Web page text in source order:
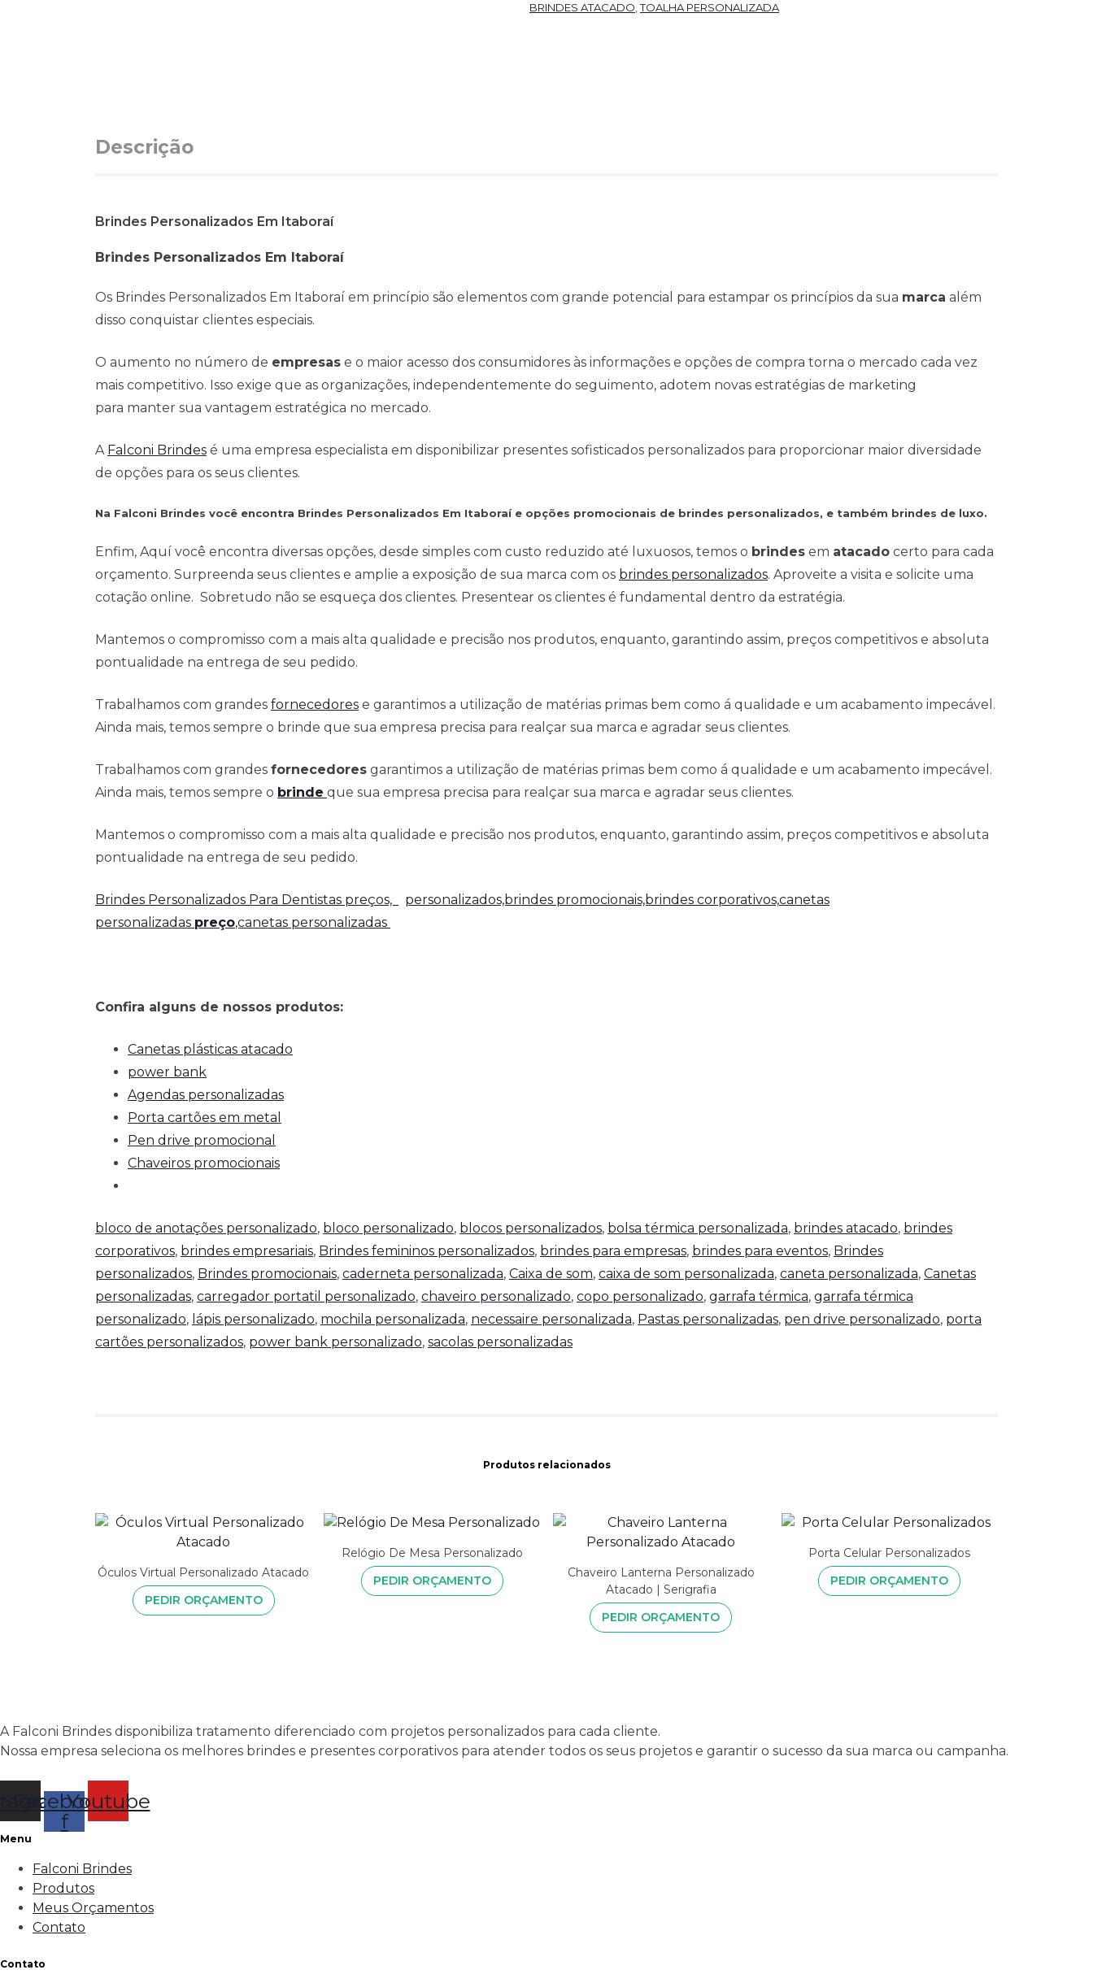
BRINDES ATACADO ,TOALHA PERSONALIZADA
Descrição
Brindes Personalizados Em Itaboraí
Brindes Personalizados Em Itaboraí
Os Brindes Personalizados Em Itaboraí em princípio são elementos com grande potencial para estampar os princípios da sua marca além
disso conquistar clientes especiais.
O aumento no número de empresas e o maior acesso dos consumidores às informações e opções de compra torna o mercado cada vez
mais competitivo. Isso exige que as organizações, independentemente do seguimento, adotem novas estratégias de marketing
para manter sua vantagem estratégica no mercado.
A Falconi Brindes é uma empresa especialista em disponibilizar presentes sofisticados personalizados para proporcionar maior diversidade
de opções para os seus clientes.
Na Falconi Brindes você encontra Brindes Personalizados Em Itaboraí e opções promocionais de brindes personalizados, e também brindes de luxo.
Enfim, Aquí você encontra diversas opções, desde simples com custo reduzido até luxuosos, temos o brindes em atacado certo para cada
orçamento. Surpreenda seus clientes e amplie a exposição de sua marca com os brindes personalizados. Aproveite a visita e solicite uma
cotação online. Sobretudo não se esqueça dos clientes. Presentear os clientes é fundamental dentro da estratégia.
Mantemos o compromisso com a mais alta qualidade e precisão nos produtos, enquanto, garantindo assim, preços competitivos e absoluta
pontualidade na entrega de seu pedido.
Trabalhamos com grandes fornecedores e garantimos a utilização de matérias primas bem como á qualidade e um acabamento impecável.
Ainda mais, temos sempre o brinde que sua empresa precisa para realçar sua marca e agradar seus clientes.
Trabalhamos com grandes fornecedores garantimos a utilização de matérias primas bem como á qualidade e um acabamento impecável.
Ainda mais, temos sempre o brinde que sua empresa precisa para realçar sua marca e agradar seus clientes.
Mantemos o compromisso com a mais alta qualidade e precisão nos produtos, enquanto, garantindo assim, preços competitivos e absoluta
pontualidade na entrega de seu pedido.
Brindes Personalizados Para Dentistas preços, personalizados,brindes promocionais,brindes corporativos,canetas
personalizadas preço,canetas personalizadas
Confira alguns de nossos produtos:
Canetas plásticas atacado
power bank
Agendas personalizadas
Porta cartões em metal
Pen drive promocional
Chaveiros promocionais
bloco de anotações personalizado, bloco personalizado, blocos personalizados, bolsa térmica personalizada, brindes atacado, brindes
corporativos, brindes empresariais, Brindes femininos personalizados, brindes para empresas, brindes para eventos, Brindes
personalizados, Brindes promocionais, caderneta personalizada, Caixa de som, caixa de som personalizada, caneta personalizada, Canetas
personalizadas, carregador portatil personalizado, chaveiro personalizado, copo personalizado, garrafa térmica, garrafa térmica
personalizado, lápis personalizado, mochila personalizada, necessaire personalizada, Pastas personalizadas, pen drive personalizado, porta
cartões personalizados, power bank personalizado, sacolas personalizadas
Produtos relacionados
Óculos Virtual Personalizado Atacado
PEDIR ORÇAMENTO
Relógio De Mesa Personalizado
PEDIR ORÇAMENTO
Chaveiro Lanterna Personalizado
Atacado | Serigrafia
PEDIR ORÇAMENTO
Porta Celular Personalizados
PEDIR ORÇAMENTO
A Falconi Brindes disponibiliza tratamento diferenciado com projetos personalizados para cada cliente.
Nossa empresa seleciona os melhores brindes e presentes corporativos para atender todos os seus projetos e garantir o sucesso da sua marca ou campanha.
Facebook-
f
Youtube
Menu
Falconi Brindes
Produtos
Meus Orçamentos
Contato
Contato